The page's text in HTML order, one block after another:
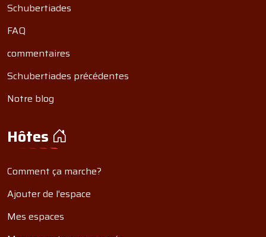
Schubertiades
FAQ
commentaires
Schubertiades précédentes
Notre blog
Hôtes
Comment ça marche?
Ajouter de l'espace
Mes espaces